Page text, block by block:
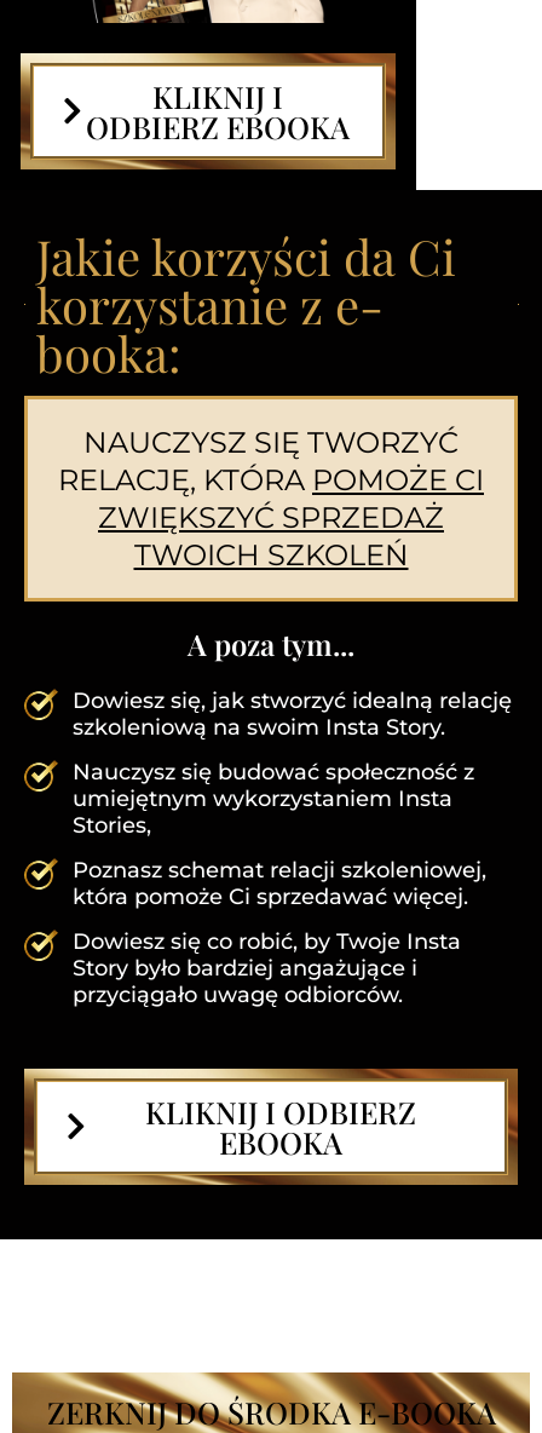
KLIKNIJ I
ODBIERZ EBOOKA
Jakie korzyści da Ci
korzystanie z e-
booka: ​
NAUCZYSZ SIĘ TWORZYĆ
RELACJĘ, KTÓRA POMOŻE CI
ZWIĘKSZYĆ SPRZEDAŻ
TWOICH SZKOLEŃ
A poza tym...
Dowiesz się, jak stworzyć idealną relację
szkoleniową na swoim Insta Story.
Nauczysz się budować społeczność z
umiejętnym wykorzystaniem Insta
Stories,
Poznasz schemat relacji szkoleniowej,
która pomoże Ci sprzedawać więcej.
Dowiesz się co robić, by Twoje Insta
Story było bardziej angażujące i
przyciągało uwagę odbiorców.
KLIKNIJ I ODBIERZ
EBOOKA
ZERKNIJ DO ŚRODKA E-BOOKA